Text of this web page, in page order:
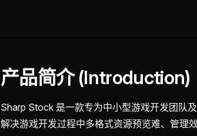
产品简介 (Introduction)
Sharp Stock 是一款专为中小型游戏开发团队
解决游戏开发过程中多格式资源预览难、管理